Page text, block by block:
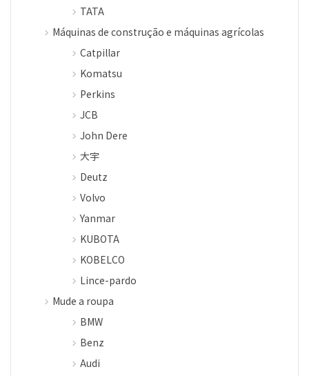
TATA
Máquinas de construção e máquinas agrícolas
Catpillar
Komatsu
Perkins
JCB
John Dere
大宇
Deutz
Volvo
Yanmar
KUBOTA
KOBELCO
Lince-pardo
Mude a roupa
BMW
Benz
Audi